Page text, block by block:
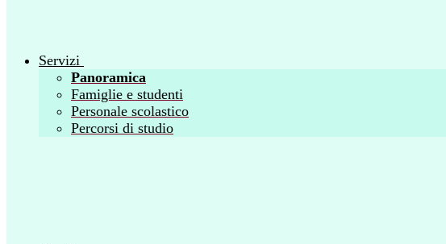
Servizi
Panoramica
Famiglie e studenti
Personale scolastico
Percorsi di studio